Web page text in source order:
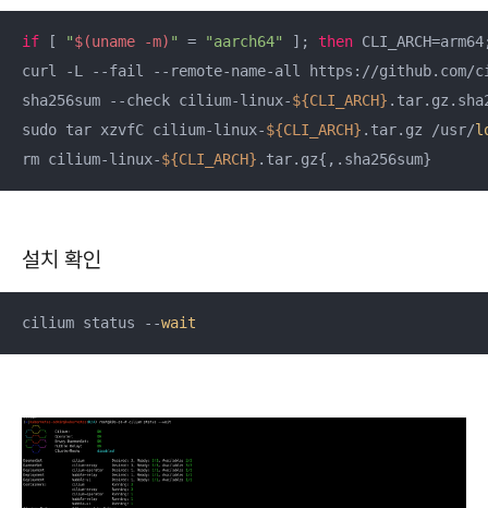
if [ "$(uname -m) " = "aarch64" ]; then
curl -L --fail --remote-name-all https://github.com/
sha256sum --check cilium-linux-${CLI_ARCH}
sudo tar xzvfC cilium-linux-${CLI_ARCH} .tar.gz /usr/
rm cilium-linux-${CLI_ARCH} .tar.gz{,.sha256sum}
설치 확인
cilium status --wait